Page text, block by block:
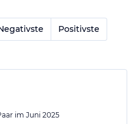
Positivste
im Juni 2025